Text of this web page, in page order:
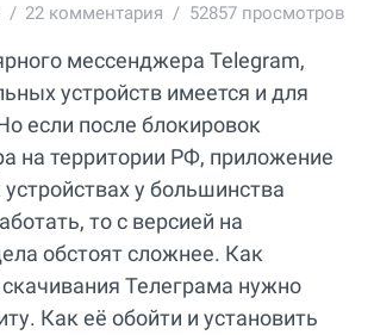
22 комментария 52857 просмотров
мессенджера Telegram,
устройств имеется и для
если после блокировок
на территории РФ, приложение
у большинства
то с версией на
обстоят сложнее. Как
Телеграма нужно
Как её обойти и установить